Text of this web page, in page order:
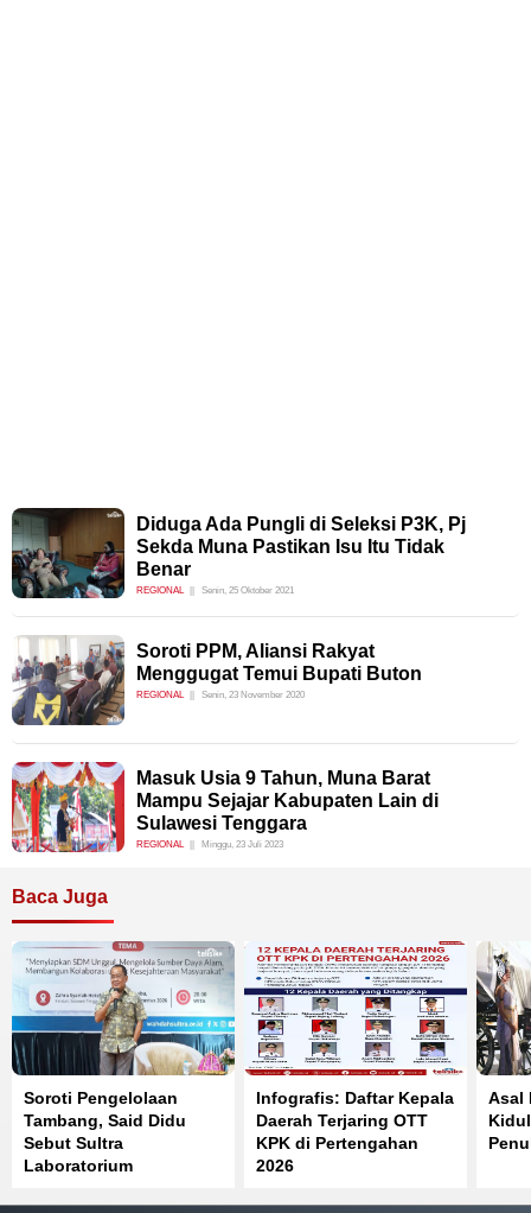
Diduga Ada Pungli di Seleksi P3K, Pj
Sekda Muna Pastikan Isu Itu Tidak
Benar
REGIONAL Senin, 25 Oktober 2021
Soroti PPM, Aliansi Rakyat
Menggugat Temui Bupati Buton
REGIONAL Senin, 23 November 2020
Masuk Usia 9 Tahun, Muna Barat
Mampu Sejajar Kabupaten Lain di
Sulawesi Tenggara
REGIONAL Minggu, 23 Juli 2023
Baca Juga
Soroti Pengelolaan
Tambang, Said Didu
Sebut Sultra
Laboratorium
Infografis: Daftar Kepala
Daerah Terjaring OTT
KPK di Pertengahan
2026
Asal